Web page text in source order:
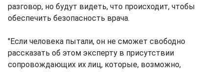
разговор, но будут видеть, что происходит, чтобы
обеспечить безопасность врача.
"Если человека пытали, он не сможет свободно
рассказать об этом эксперту в присутствии
сопровождающих их лиц, которые, возможно,